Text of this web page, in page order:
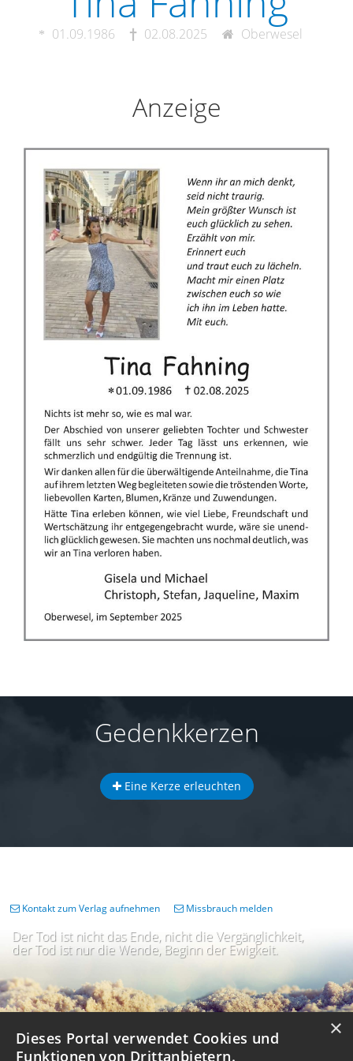
01.09.1986 02.08.2025 Oberwesel
Anzeige
Gedenkkerzen
Eine Kerze erleuchten
Der Tod ist nicht das Ende, nicht die Vergänglichkeit,
der Tod ist nur die Wende, Beginn der Ewigkeit.
Kontakt zum Verlag aufnehmen Missbrauch melden
×
Dieses Portal verwendet Cookies und
Funktionen von Drittanbietern.